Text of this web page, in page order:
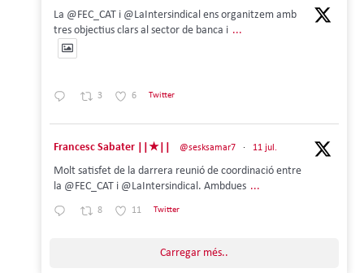
La @FEC_CAT i @LaIntersindical ens organitzem amb
tres objectius clars al sector de banca i ...
3 6 Twitter
Francesc Sabater ||★|| @sesksamar7 · 11 jul.
Molt satisfet de la darrera reunió de coordinació entre
la @FEC_CAT i @LaIntersindical. Ambdues ...
8 11 Twitter
Carregar més..